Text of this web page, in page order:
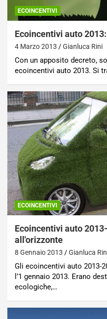
ECOINCENTIVI
Ecoincentivi auto
4 Marzo 2013 Gianluca Rini
Con un apposito decreto,
ecoincentivi auto 2013. Si
ECOINCENTIVI
Ecoincentivi auto
all'orizzonte
8 Gennaio 2013 Gianluca
Gli ecoincentivi auto 2013-
l’1 gennaio 2013. Erano
ecologiche,…